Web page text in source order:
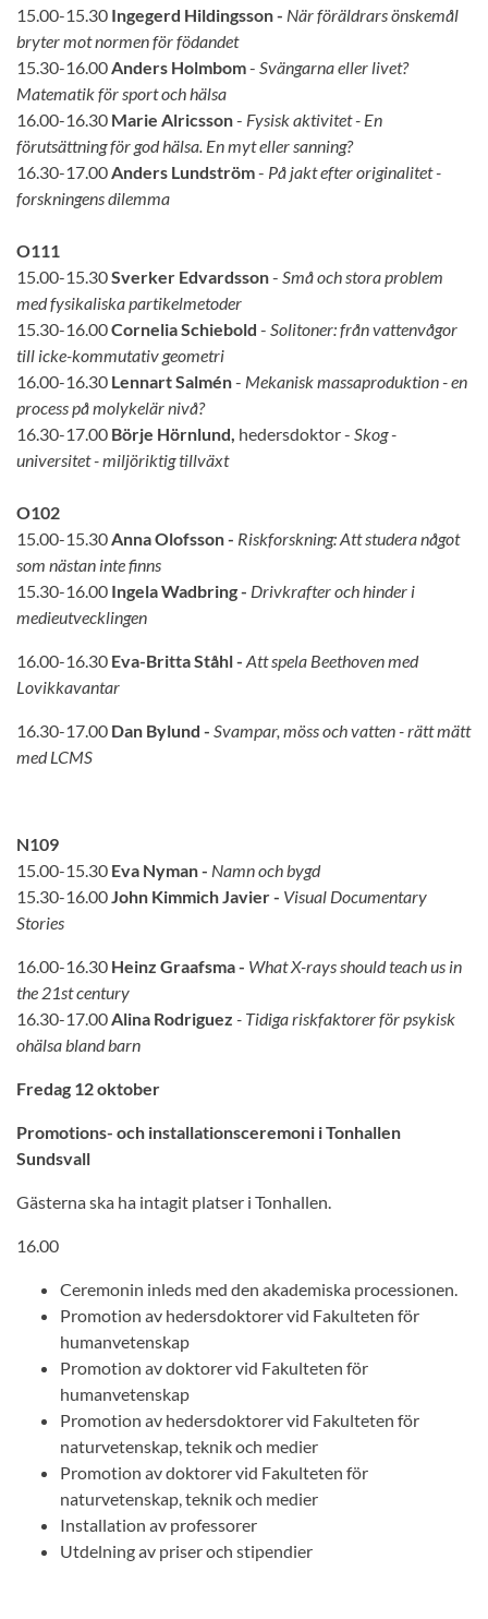
15.00-15.30 Ingegerd Hildingsson - När föräldrars önskemål
bryter mot normen för födandet
15.30-16.00Anders Holmbom- Svängarna eller livet?
Matematik för sport och hälsa
16.00-16.30 Marie Alricsson- Fysisk aktivitet - En
förutsättning för god hälsa. En myt eller sanning?
16.30-17.00Anders Lundström- På jakt efter originalitet -
forskningens dilemma
O111
15.00-15.30Sverker Edvardsson- Små och stora problem
med fysikaliska partikelmetoder
15.30-16.00Cornelia Schiebold - Solitoner: från vattenvågor
till icke-kommutativ geometri
16.00-16.30 Lennart Salmén- Mekanisk massaproduktion - en
process på molykelär nivå?
16.30-17.00 Börje Hörnlund, hedersdoktor - Skog -
universitet - miljöriktig tillväxt
O102
15.00-15.30Anna Olofsson - Riskforskning: Att studera något
som nästan inte finns
15.30-16.00 Ingela Wadbring - Drivkrafter och hinder i
medieutvecklingen
16.00-16.30 Eva-Britta Ståhl - Att spela Beethoven med
Lovikkavantar
16.30-17.00 Dan Bylund - Svampar, möss och vatten - rätt mätt
med LCMS
N109
15.00-15.30 Eva Nyman - Namn och bygd
15.30-16.00John Kimmich Javier - Visual Documentary
Stories
16.00-16.30 Heinz Graafsma - What X-rays should teach us in
the 21st century
16.30-17.00Alina Rodriguez - Tidiga riskfaktorer för psykisk
ohälsa bland barn
Fredag 12 oktober
Promotions- och installationsceremoni i Tonhallen
Sundsvall
Gästerna ska ha intagit platser i Tonhallen.
16.00
Ceremonin inleds med den akademiska processionen.
Promotion av hedersdoktorer vid Fakulteten för
humanvetenskap
Promotion av doktorer vid Fakulteten för
humanvetenskap
Promotion av hedersdoktorer vid Fakulteten för
naturvetenskap, teknik och medier
Promotion av doktorer vid Fakulteten för
naturvetenskap, teknik och medier
Installation av professorer
Utdelning av priser och stipendier